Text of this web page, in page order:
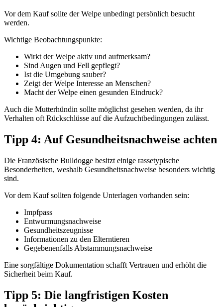
Vor dem Kauf sollte der Welpe unbedingt persönlich besucht
werden.
Wichtige Beobachtungspunkte:
Wirkt der Welpe aktiv und aufmerksam?
Sind Augen und Fell gepflegt?
Ist die Umgebung sauber?
Zeigt der Welpe Interesse an Menschen?
Macht der Welpe einen gesunden Eindruck?
Auch die Mutterhündin sollte möglichst gesehen werden, da ihr
Verhalten oft Rückschlüsse auf die Aufzuchtbedingungen zulässt.
Tipp 4: Auf Gesundheitsnachweise achten
Die Französische Bulldogge besitzt einige rassetypische
Besonderheiten, weshalb Gesundheitsnachweise besonders wichtig
sind.
Vor dem Kauf sollten folgende Unterlagen vorhanden sein:
Impfpass
Entwurmungsnachweise
Gesundheitszeugnisse
Informationen zu den Elterntieren
Gegebenenfalls Abstammungsnachweise
Eine sorgfältige Dokumentation schafft Vertrauen und erhöht die
Sicherheit beim Kauf.
Tipp 5: Die langfristigen Kosten